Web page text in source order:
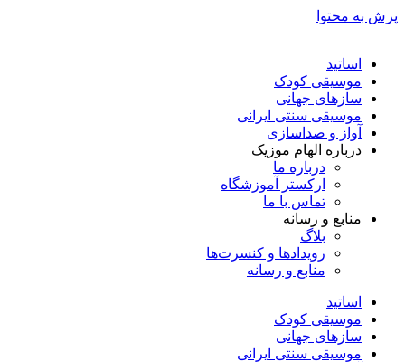
پرش به محتوا
اساتید
موسیقی کودک
سازهای جهانی
موسیقی سنتی ایرانی
آواز و صداسازی
درباره الهام موزیک
درباره ما
ارکستر آموزشگاه
تماس با ما
منابع و رسانه
بلاگ
رویدادها و کنسرت‌ها
منابع و رسانه
اساتید
موسیقی کودک
سازهای جهانی
موسیقی سنتی ایرانی